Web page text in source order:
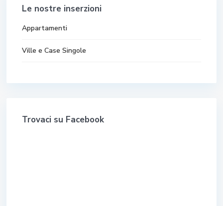
Le nostre inserzioni
Appartamenti
Ville e Case Singole
Trovaci su Facebook